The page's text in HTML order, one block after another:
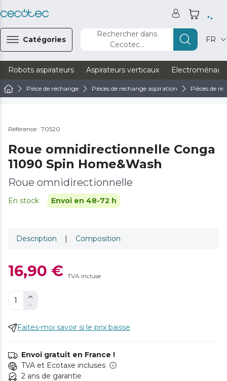
Catégories
Rechercher dans
Cecotec...
FR
Robots aspirateurs Aspirateurs verticaux
Pièce de rechange Pièces de rechange aspiration Pièces de
Référence : 70520
Roue omnidirectionnelle Conga
11090 Spin Home&Wash
Roue omnidirectionnelle
En stock Envoi en 48-72 h
Description | Composition
16,90 € TVA incluse
Faites-moi savoir si le prix baisse
Envoi gratuit en France !
TVA et Ecotaxe incluses
2 ans de garantie